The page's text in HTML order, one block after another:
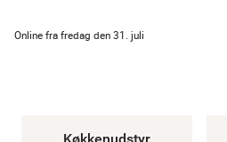
Online fra fredag den 31. juli
Køkkenudstyr